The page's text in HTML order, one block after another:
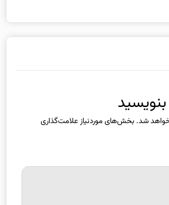
شد. بخش‌های موردنیاز علامت‌گذاری